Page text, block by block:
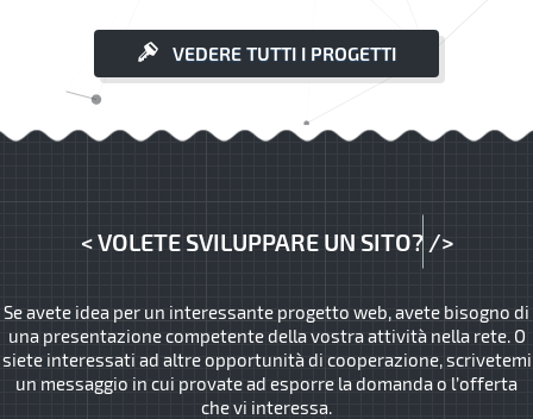
VEDERE TUTTI I PROGETTI
<VOLETE SVILUPPARE UN SITO? />
Se avete idea per un interessante progetto web, avete bisogno di
una presentazione competente della vostra attività nella rete. O
siete interessati ad altre opportunità di cooperazione, scrivetemi
un messaggio in cui provate ad esporre la domanda o l’offerta
che vi interessa.